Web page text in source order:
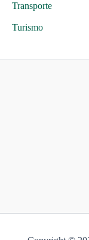
Transporte
Turismo